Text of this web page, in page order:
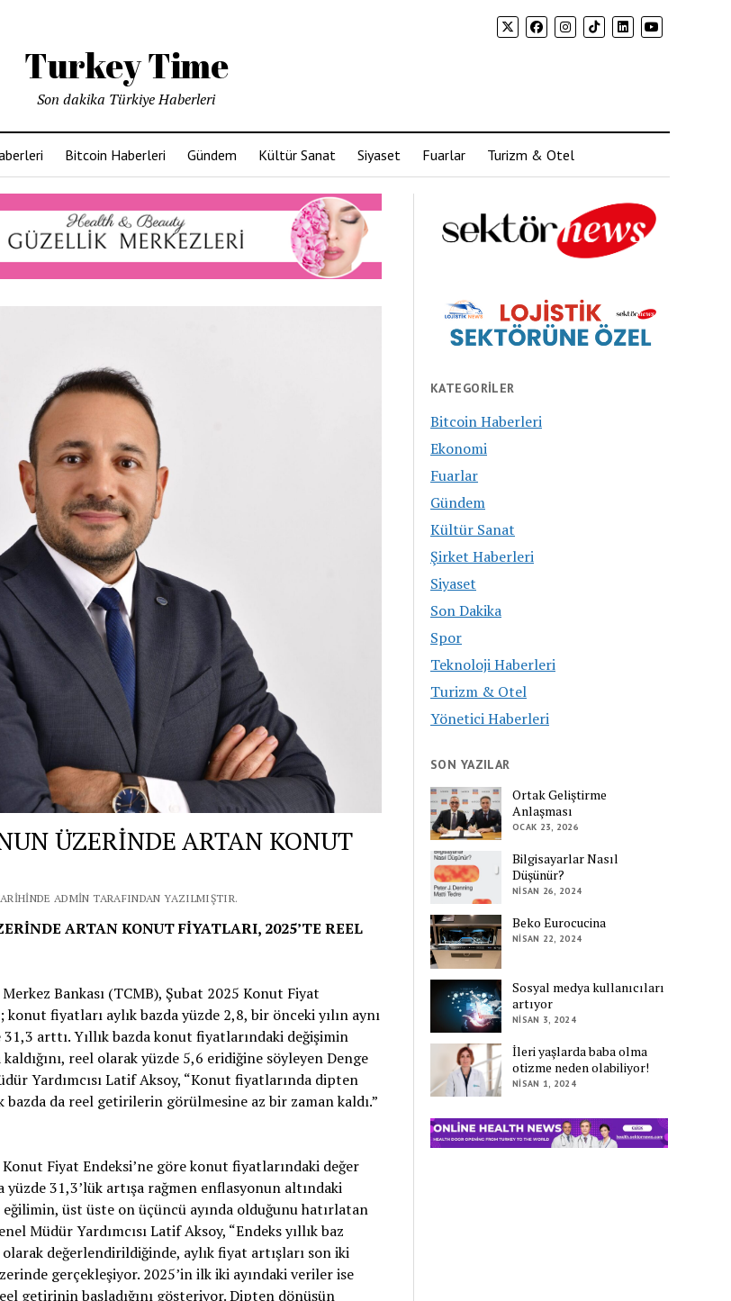
Turkey Time
Son dakika Türkiye Haberleri
Bitcoin Haberleri Gündem Kültür Sanat Siyaset Fuarlar Turizm & Otel
ÜZERİNDE ARTAN KONUT
ADMIN TARAFINDAN YAZILMIŞTIR.
ARTAN KONUT FİYATLARI, 2025’TE REEL
Bankası (TCMB), Şubat 2025 Konut Fiyat
konut fiyatları aylık bazda yüzde 2,8, bir önceki yılın aynı
31,3 arttı. Yıllık bazda konut fiyatlarındaki değişimin
reel olarak yüzde 5,6 eridiğine söyleyen Denge
Yardımcısı Latif Aksoy, “Konut fiyatlarında dipten
bazda da reel getirilerin görülmesine az bir zaman kaldı.”
Konut Fiyat Endeksi’ne göre konut fiyatlarındaki değer
yüzde 31,3’lük artışa rağmen enflasyonun altındaki
üst üste on üçüncü ayında olduğunu hatırlatan
Müdür Yardımcısı Latif Aksoy, “Endeks yıllık baz
olarak değerlendirildiğinde, aylık fiyat artışları son iki
gerçekleşiyor. 2025’in ilk iki ayındaki veriler ise
getirinin başladığını gösteriyor. Dipten dönüşün
KATEGORILER
Bitcoin Haberleri
Ekonomi
Fuarlar
Gündem
Kültür Sanat
Şirket Haberleri
Siyaset
Son Dakika
Spor
Teknoloji Haberleri
Turizm & Otel
Yönetici Haberleri
SON YAZILAR
Ortak Geliştirme
Anlaşması
OCAK 23, 2026
Bilgisayarlar Nasıl
Düşünür?
NISAN 26, 2024
Beko Eurocucina
NISAN 22, 2024
Sosyal medya kullanıcıları
artıyor
NISAN 3, 2024
İleri yaşlarda baba olma
otizme neden olabiliyor!
NISAN 1, 2024